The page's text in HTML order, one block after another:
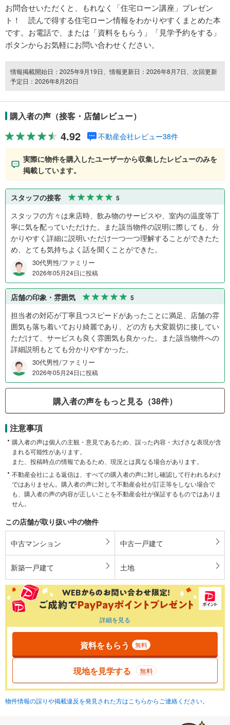
お問合せいただくと、もれなく「住宅ローン講座」プレゼン
ト！ 読んで得する住宅ローン情報をわかりやすくまとめた本
です。お電話で、または「資料をもらう」「見学予約をする」
ボタンからお気軽にお問い合わせください。
情報掲載開始日：2025年9月19日、情報更新日：2026年8月7日、次回更新
予定日：2026年8月20日
購入者の声（接客・店舗レビュー）
4.92 不動産会社レビュー38件
実際に物件を購入したユーザーから収集したレビューのみを
掲載しています。
スタッフの接客 5
スタッフの方々は来店時、飲み物のサービスや、室内の温度等丁
寧に気を配っていただけた。また該当物件の説明に際しても、分
かりやすく詳細に説明いただけ一つ一つ理解することができたた
め、とても気持ちよく話を聞くことができた。
30代男性/ファミリー
2026年05月24日に投稿
店舗の印象・雰囲気 5
担当者の対応が丁寧且つスピードがあったことに満足、店舗の雰
囲気も落ち着いており綺麗であり、どの方も大変親切に接してい
ただけて、サービスも良く雰囲気も良かった。また該当物件への
詳細説明もとても分かりやすかった。
30代男性/ファミリー
2026年05月24日に投稿
購入者の声をもっと見る（38件）
注意事項
購入者の声は個人の主観・意見であるため、誤った内容・大げさな表現が含
まれる可能性があります。
また、投稿時点の情報であるため、現況とは異なる場合があります。
不動産会社による返信は、すべての購入者の声に対し確認して行われるわけ
ではありません。購入者の声に対して不動産会社が訂正等をしない場合で
も、購入者の声の内容が正しいことを不動産会社が保証するものではありま
せん。
この店舗が取り扱い中の物件
中古マンション 中古一戸建て
新築一戸建て 土地
詳細を見る
資料をもらう 無料
現地を見学する 無料
物件情報の誤りや掲載違反を発見された方はこちらからご連絡ください。